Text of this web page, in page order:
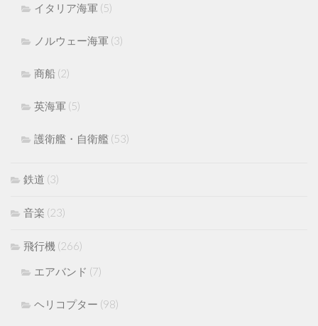
イタリア海軍 (5)
ノルウェー海軍 (3)
商船 (2)
英海軍 (5)
護衛艦・自衛艦 (53)
鉄道 (3)
音楽 (23)
飛行機 (266)
エアバンド (7)
ヘリコプター (98)